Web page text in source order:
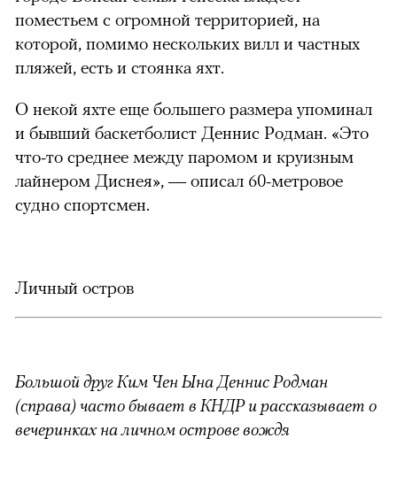
поместьем с огромной территорией, на
которой, помимо нескольких вилл и частных
пляжей, есть и стоянка яхт.
О некой яхте еще большего размера упоминал
и бывший баскетболист Деннис Родман. «Это
что-то среднее между паромом и круизным
лайнером Диснея», — описал 60-метровое
судно спортсмен.
Личный остров
Большой друг Ким Чен Ына Деннис Родман
(справа) часто бывает в КНДР и рассказывает о
вечеринках на личном острове вождя